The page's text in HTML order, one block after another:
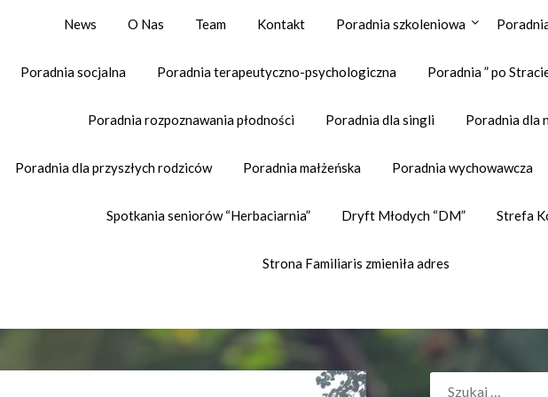
News O Nas Team Kontakt Poradnia szkoleniowa
Poradnia socjalna Poradnia terapeutyczno-psychologiczna Poradnia ” po
Poradnia rozpoznawania płodności Poradnia dla singli Poradnia dla
Poradnia dla przyszłych rodziców Poradnia małżeńska Poradnia wychowawcza
Spotkania seniorów “Herbaciarnia” Dryft Młodych “DM” Strefa
Strona Familiaris zmieniła adres
SZUKAJ: